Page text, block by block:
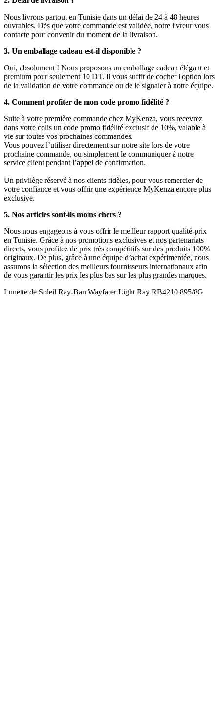
Nous livrons partout en Tunisie dans un délai de 24 à 48 heures
ouvrables. Dès que votre commande est validée, notre livreur vous
contacte pour convenir du moment de la livraison.
3. Un emballage cadeau est-il disponible ?
Oui, absolument ! Nous proposons un emballage cadeau élégant et
premium pour seulement 10 DT. Il vous suffit de cocher l'option lors
de la validation de votre commande ou de le signaler à notre équipe.
4. Comment profiter de mon code promo fidélité ?
Suite à votre première commande chez MyKenza, vous recevrez
dans votre colis un code promo fidélité exclusif de 10%, valable à
vie sur toutes vos prochaines commandes.
Vous pouvez l’utiliser directement sur notre site lors de votre
prochaine commande, ou simplement le communiquer à notre
service client pendant l’appel de confirmation.
Un privilège réservé à nos clients fidèles, pour vous remercier de
votre confiance et vous offrir une expérience MyKenza encore plus
exclusive.
5. Nos articles sont-ils moins chers ?
Nous nous engageons à vous offrir le meilleur rapport qualité-prix
en Tunisie. Grâce à nos promotions exclusives et nos partenariats
directs, vous profitez de prix très compétitifs sur des produits 100%
originaux. De plus, grâce à une équipe d’achat expérimentée, nous
assurons la sélection des meilleurs fournisseurs internationaux afin
de vous garantir les prix les plus bas sur les plus grandes marques.
Lunette de Soleil Ray-Ban Wayfarer Light Ray RB4210 895/8G